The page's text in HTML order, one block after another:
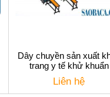
Dây chuyền sản xuất
trang y tế khử khuẩn
Liên hệ